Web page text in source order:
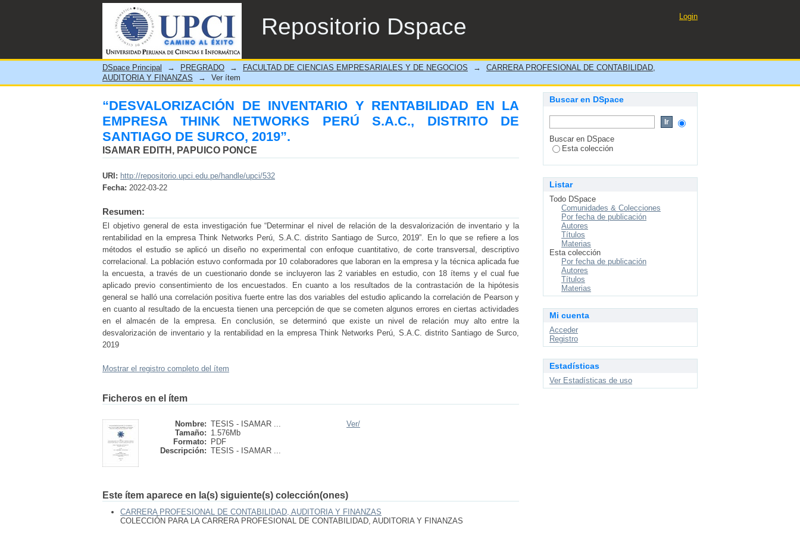
Repositorio Dspace
“DESVALORIZACIÓN DE INVENTARIO Y RENTABILIDAD EN LA EMPRESA THINK NETWORKS
PERÚ S.A.C., DISTRITO DE SANTIAGO DE SURCO, 2019”.
Login
DSpace Principal → PREGRADO → FACULTAD DE CIENCIAS EMPRESARIALES Y DE NEGOCIOS →
CARRERA PROFESIONAL DE CONTABILIDAD,
AUDITORIA Y FINANZAS
→ Ver ítem
“DESVALORIZACIÓN DE INVENTARIO Y RENTABILIDAD EN LA
EMPRESA THINK NETWORKS PERÚ S.A.C., DISTRITO DE
SANTIAGO DE SURCO, 2019”.
ISAMAR EDITH, PAPUICO PONCE
URI: http://repositorio.upci.edu.pe/handle/upci/532
Fecha: 2022-03-22
Resumen:
El objetivo general de esta investigación fue “Determinar el nivel de relación de la desvalorización de inventario y la
rentabilidad en la empresa Think Networks Perú, S.A.C. distrito Santiago de Surco, 2019”. En lo que se refiere a los
métodos el estudio se aplicó un diseño no experimental con enfoque cuantitativo, de corte transversal, descriptivo
correlacional. La población estuvo conformada por 10 colaboradores que laboran en la empresa y la técnica aplicada fue
la encuesta, a través de un cuestionario donde se incluyeron las 2 variables en estudio, con 18 ítems y el cual fue
aplicado previo consentimiento de los encuestados. En cuanto a los resultados de la contrastación de la hipótesis
general se halló una correlación positiva fuerte entre las dos variables del estudio aplicando la correlación de Pearson y
en cuanto al resultado de la encuesta tienen una percepción de que se cometen algunos errores en ciertas actividades
en el almacén de la empresa. En conclusión, se determinó que existe un nivel de relación muy alto entre la
desvalorización de inventario y la rentabilidad en la empresa Think Networks Perú, S.A.C. distrito Santiago de Surco,
2019
Mostrar el registro completo del ítem
Ficheros en el ítem
Nombre: TESIS - ISAMAR ...
Tamaño: 1.576Mb
Formato:
PDF
Descripción: TESIS - ISAMAR ...
Ver/
Este ítem aparece en la(s) siguiente(s) colección(ones)
CARRERA PROFESIONAL DE CONTABILIDAD, AUDITORIA Y FINANZAS
COLECCIÓN PARA LA CARRERA PROFESIONAL DE CONTABILIDAD, AUDITORIA Y FINANZAS
Buscar en DSpace
Buscar en DSpace
Esta colección
Listar
Todo DSpace
Comunidades & Colecciones
Por fecha de publicación
Autores
Títulos
Materias
Esta colección
Por fecha de publicación
Autores
Títulos
Materias
Mi cuenta
Acceder
Registro
Estadísticas
Ver Estadísticas de uso